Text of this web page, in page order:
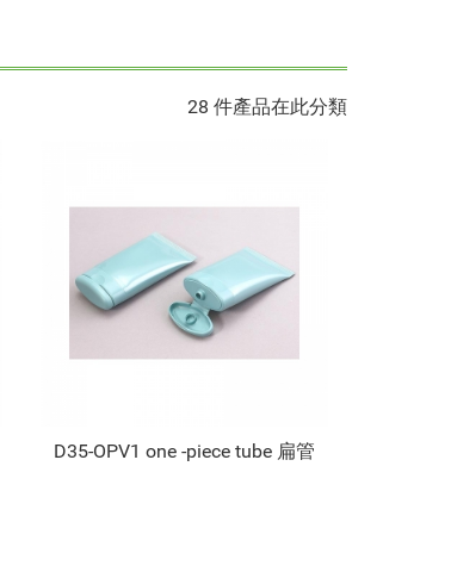
28 件產品在此分類
D35-OPV1 one -piece tube 扁管